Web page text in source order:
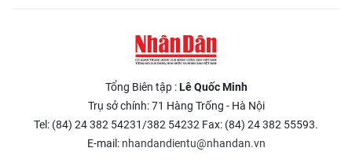
Tổng Biên tập :Lê Quốc Minh
Trụ sở chính: 71 Hàng Trống - Hà Nội
Tel: (84) 24 382 54231/382 54232 Fax: (84) 24 382 55593.
E-mail: nhandandientu@nhandan.vn